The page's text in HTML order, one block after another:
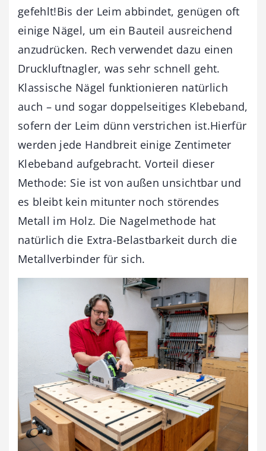
gefehlt!Bis der Leim abbindet, genügen oft
einige Nägel, um ein Bauteil ausreichend
anzudrücken. Rech verwendet dazu einen
Druckluftnagler, was sehr schnell geht.
Klassische Nägel funktionieren natürlich
auch – und sogar doppelseitiges Klebeband,
sofern der Leim dünn verstrichen ist.Hierfür
werden jede Handbreit einige Zentimeter
Klebeband aufgebracht. Vorteil dieser
Methode: Sie ist von außen unsichtbar und
es bleibt kein mitunter noch störendes
Metall im Holz. Die Nagelmethode hat
natürlich die Extra-Belastbarkeit durch die
Metallverbinder für sich.